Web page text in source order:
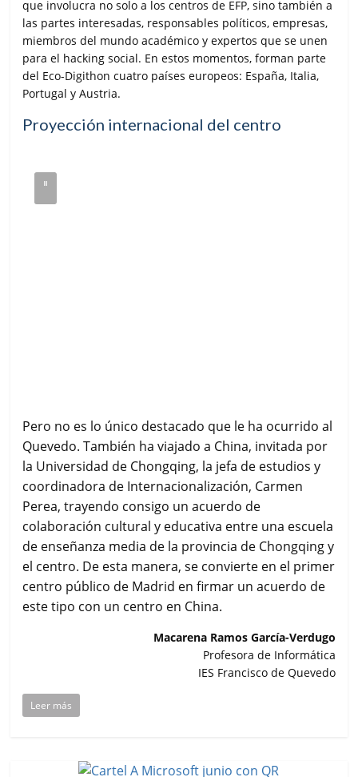
que involucra no solo a los centros de EFP, sino también a
las partes interesadas, responsables políticos, empresas,
miembros del mundo académico y expertos que se unen
para el hacking social. En estos momentos, forman parte
del Eco-Digithon cuatro países europeos: España, Italia,
Portugal y Austria.
Proyección internacional del centro
Pero no es lo único destacado que le ha ocurrido al
Quevedo. También ha viajado a China, invitada por
la Universidad de Chongqing, la jefa de estudios y
coordinadora de Internacionalización, Carmen
Perea, trayendo consigo un acuerdo de
colaboración cultural y educativa entre una escuela
de enseñanza media de la provincia de Chongqing y
el centro. De esta manera, se convierte en el primer
centro público de Madrid en firmar un acuerdo de
este tipo con un centro en China.
Macarena Ramos García-Verdugo
Profesora de Informática
IES Francisco de Quevedo
Leer más